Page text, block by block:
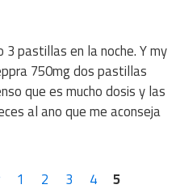
pastillas en la noche. Y my
750mg dos pastillas
que es mucho dosis y las
al ano que me aconseja
1 2 3 4 5